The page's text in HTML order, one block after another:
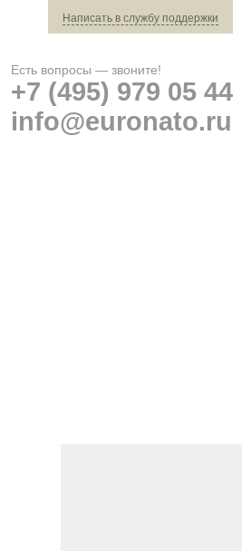
Написать в службу поддержки
Есть вопросы — звоните!
+7 (495) 979 05 44
info@euronato.ru